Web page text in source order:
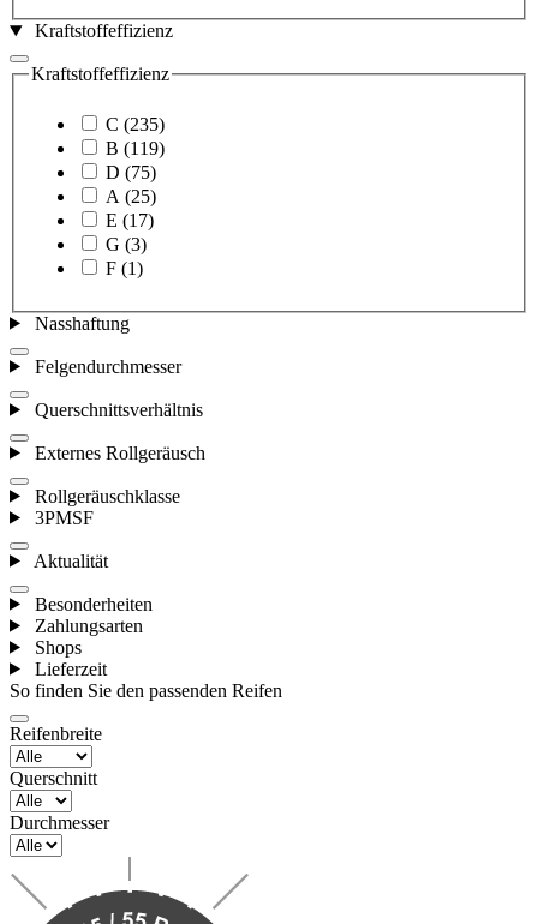
Kraftstoffeffizienz
Kraftstoffeffizienz
C (235)
B (119)
D (75)
A (25)
E (17)
G (3)
F (1)
Nasshaftung
Felgendurchmesser
Querschnittsverhältnis
Externes Rollgeräusch
Rollgeräuschklasse
3PMSF
Aktualität
Besonderheiten
Zahlungsarten
Shops
Lieferzeit
So finden Sie den passenden Reifen
Reifenbreite
Querschnitt
Durchmesser